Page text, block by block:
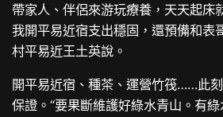
帶家人、伴侶來游玩療養，天天起床
我開平易近宿支出穩固，還預備和表
村平易近王土英說。
開平易近宿、種茶、運營竹筏……此
保證。“要果斷維護好綠水青山。有